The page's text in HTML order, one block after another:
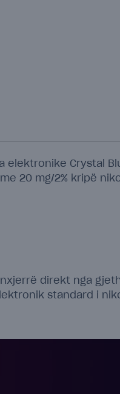
elektronike Crystal
20 mg/2% kripë
direkt nga
standard i